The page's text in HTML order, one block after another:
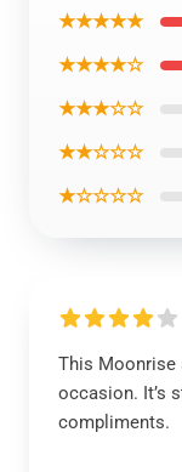
★★★★★
★★★★☆
★★★☆☆
★★☆☆☆
★☆☆☆☆
This Moonrise
occasion. It’s
compliments.